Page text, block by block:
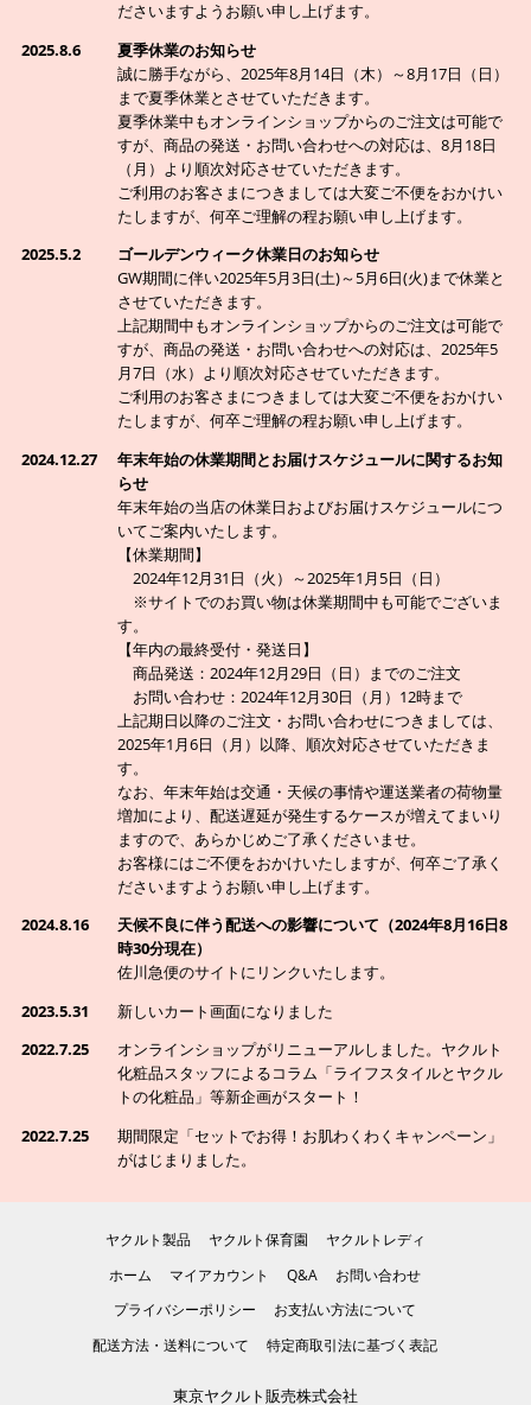
ださいますようお願い申し上げます。
2025.8.6
夏季休業のお知らせ
誠に勝手ながら、2025年8月14日（木）～8月17日（日）
まで夏季休業とさせていただきます。
夏季休業中もオンラインショップからのご注文は可能で
すが、商品の発送・お問い合わせへの対応は、8月18日
（月）より順次対応させていただきます。
ご利用のお客さまにつきましては大変ご不便をおかけい
たしますが、何卒ご理解の程お願い申し上げます。
2025.5.2
ゴールデンウィーク休業日のお知らせ
GW期間に伴い2025年5月3日(土)～5月6日(火)まで休業と
させていただきます。
上記期間中もオンラインショップからのご注文は可能で
すが、商品の発送・お問い合わせへの対応は、2025年5
月7日（水）より順次対応させていただきます。
ご利用のお客さまにつきましては大変ご不便をおかけい
たしますが、何卒ご理解の程お願い申し上げます。
2024.12.27
年末年始の休業期間とお届けスケジュールに関するお知
らせ
年末年始の当店の休業日およびお届けスケジュールにつ
いてご案内いたします。
【休業期間】
2024年12月31日（火）～2025年1月5日（日）
※サイトでのお買い物は休業期間中も可能でございま
す。
【年内の最終受付・発送日】
商品発送：2024年12月29日（日）までのご注文
お問い合わせ：2024年12月30日（月）12時まで
上記期日以降のご注文・お問い合わせにつきましては、
2025年1月6日（月）以降、順次対応させていただきま
す。
なお、年末年始は交通・天候の事情や運送業者の荷物量
増加により、配送遅延が発生するケースが増えてまいり
ますので、あらかじめご了承くださいませ。
お客様にはご不便をおかけいたしますが、何卒ご了承く
ださいますようお願い申し上げます。
2024.8.16
天候不良に伴う配送への影響について（2024年8月16日8
時30分現在）
佐川急便のサイトにリンクいたします。
2023.5.31
新しいカート画面になりました
2022.7.25
オンラインショップがリニューアルしました。ヤクルト
化粧品スタッフによるコラム 「ライフスタイルとヤクル
トの化粧品」等新企画がスタート！
2022.7.25
期間限定「セットでお得！お肌わくわくキャンペーン」
がはじまりました。
ヤクルト製品 ヤクルト保育園
ヤクルトレディ
ホーム
マイアカウント Q&A
お問い合わせ
プライバシーポリシー
お支払い方法について
配送方法・送料について
特定商取引法に基づく表記
東京ヤクルト販売株式会社